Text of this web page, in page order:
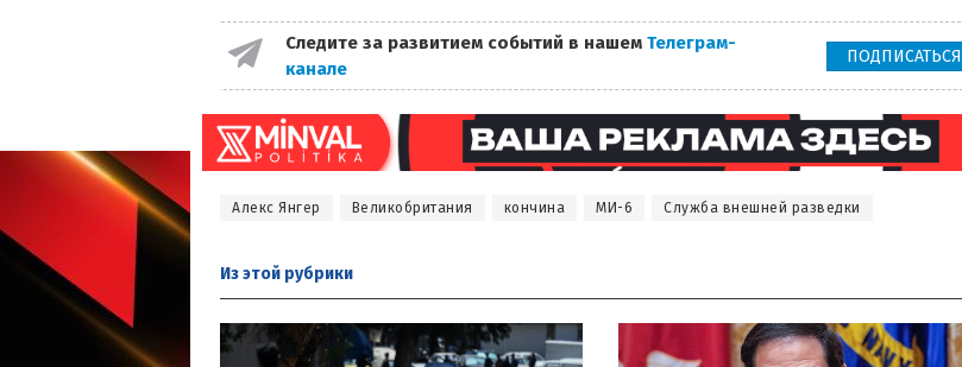
Следите за развитием событий в нашем Телеграм-
канале
ПОДПИСАТЬСЯ
Алекс Янгер Великобритания кончина МИ-6 Служба внешней разведки
Из этой рубрики